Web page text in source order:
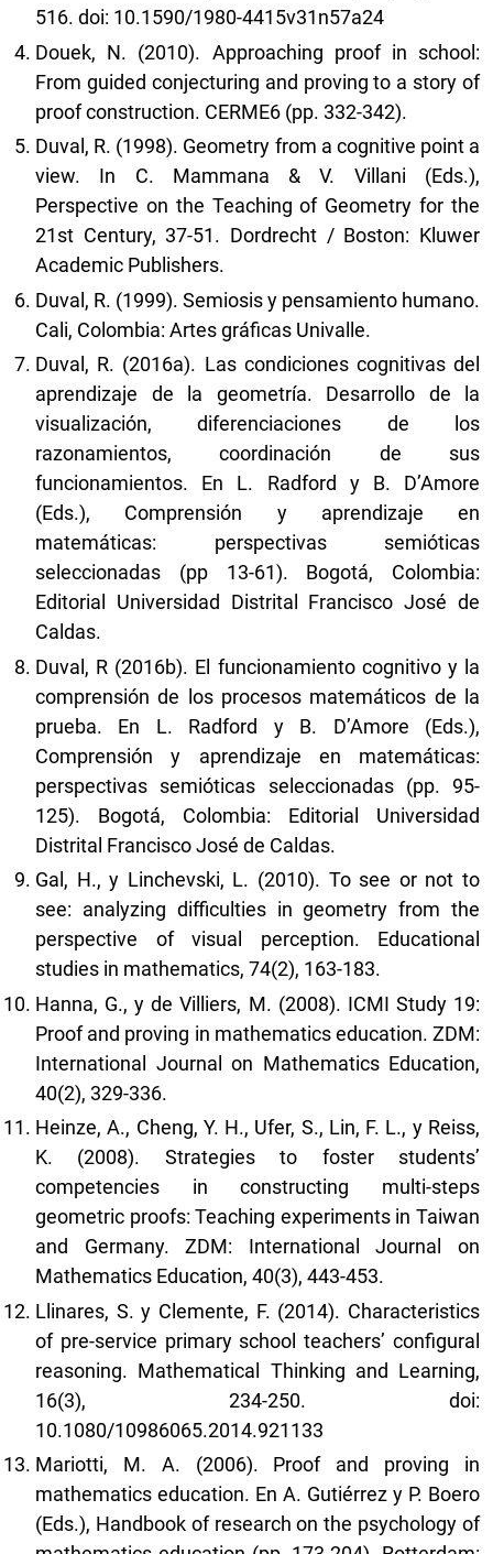
516. doi: 10.1590/1980-4415v31n57a24
Douek, N. (2010). Approaching proof in school:
From guided conjecturing and proving to a story of
proof construction. CERME6 (pp. 332-342).
Duval, R. (1998). Geometry from a cognitive point a
view. In C. Mammana & V. Villani (Eds.),
Perspective on the Teaching of Geometry for the
21st Century, 37-51. Dordrecht / Boston: Kluwer
Academic Publishers.
Duval, R. (1999). Semiosis y pensamiento humano.
Cali, Colombia: Artes gráficas Univalle.
Duval, R. (2016a). Las condiciones cognitivas del
aprendizaje de la geometría. Desarrollo de la
visualización, diferenciaciones de los
razonamientos, coordinación de sus
funcionamientos. En L. Radford y B. D’Amore
(Eds.), Comprensión y aprendizaje en
matemáticas: perspectivas semióticas
seleccionadas (pp 13-61). Bogotá, Colombia:
Editorial Universidad Distrital Francisco José de
Caldas.
Duval, R (2016b). El funcionamiento cognitivo y la
comprensión de los procesos matemáticos de la
prueba. En L. Radford y B. D’Amore (Eds.),
Comprensión y aprendizaje en matemáticas:
perspectivas semióticas seleccionadas (pp. 95-
125). Bogotá, Colombia: Editorial Universidad
Distrital Francisco José de Caldas.
Gal, H., y Linchevski, L. (2010). To see or not to
see: analyzing difficulties in geometry from the
perspective of visual perception. Educational
studies in mathematics, 74(2), 163-183.
Hanna, G., y de Villiers, M. (2008). ICMI Study 19:
Proof and proving in mathematics education. ZDM:
International Journal on Mathematics Education,
40(2), 329-336.
Heinze, A., Cheng, Y. H., Ufer, S., Lin, F. L., y Reiss,
K. (2008). Strategies to foster students’
competencies in constructing multi-steps
geometric proofs: Teaching experiments in Taiwan
and Germany. ZDM: International Journal on
Mathematics Education, 40(3), 443-453.
Llinares, S. y Clemente, F. (2014). Characteristics
of pre-service primary school teachers’ configural
reasoning. Mathematical Thinking and Learning,
16(3), 234-250. doi:
10.1080/10986065.2014.921133
Mariotti, M. A. (2006). Proof and proving in
mathematics education. En A. Gutiérrez y P. Boero
(Eds.), Handbook of research on the psychology of